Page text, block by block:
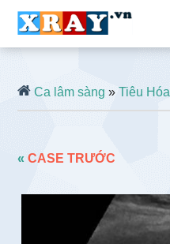
Ca lâm sàng »Tiêu Hóa
«CASE TRƯỚC